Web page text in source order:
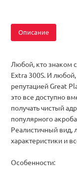
Описание
Любой, кто знаком
Extra 300S. И
репутацией Great
это все доступно
получать чистый
популярного
Реалистичный вид,
характеристики и
Особенности: